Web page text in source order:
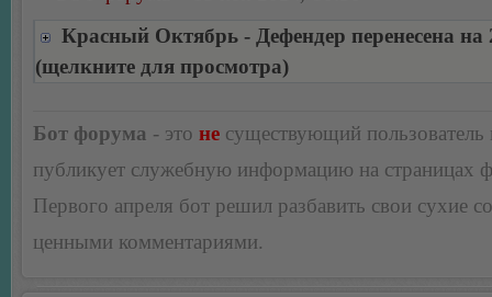
Красный Октябрь - Дефендер перенесена на
(щелкните для просмотра)
Бот форума - это не существующий пользователь
публикует служебную информацию на страницах
Первого апреля бот решил разбавить свои сухие
ценными комментариями.